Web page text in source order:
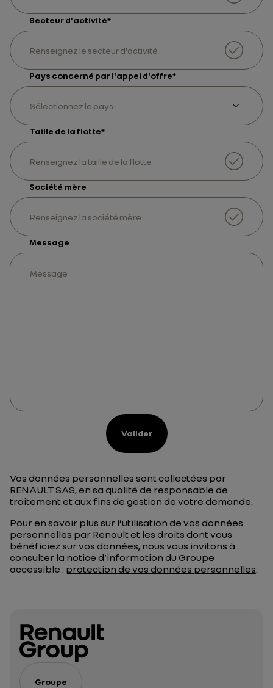
Secteur d'activité*
Pays concerné par l'appel d'offre*
Sélectionnez le pays
Taille de la flotte*
Société mère
Message
Valider
Vos données personnelles sont collectées par
RENAULT SAS, en sa qualité de responsable de
traitement et aux fins de gestion de votre demande.
Pour en savoir plus sur l’utilisation de vos données
personnelles par Renault et les droits dont vous
bénéficiez sur vos données, nous vous invitons à
consulter la notice d’information du Groupe
accessible : protection de vos données personnelles.
Groupe